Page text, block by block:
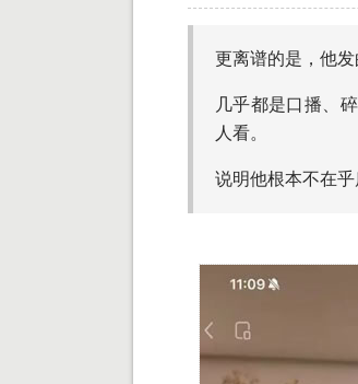
更离谱的是，他发
几乎都是口播、
人看。
说明他根本不在乎